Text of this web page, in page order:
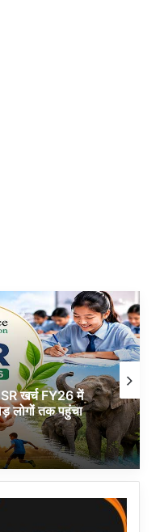
खर्च FY26 में
लोगों तक पहुंचा